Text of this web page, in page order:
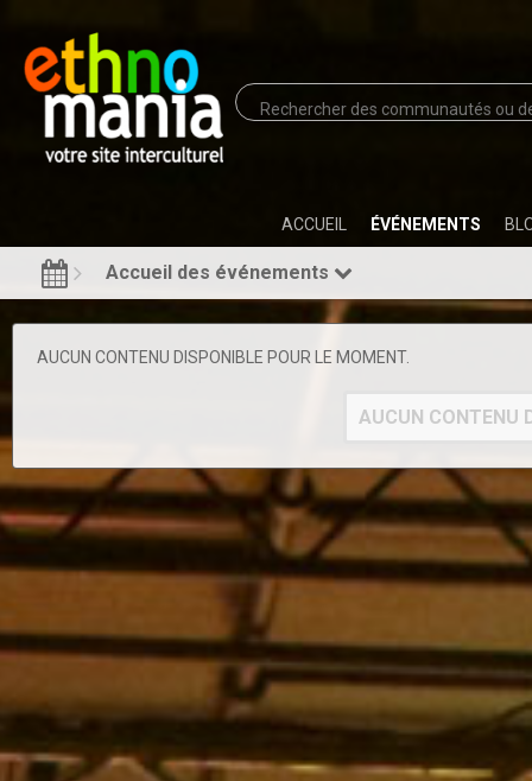
ACCUEIL ÉVÉNEMENTS
Accueil des événements
AUCUN CONTENU DISPONIBLE POUR LE MOMENT.
AUCUN CONTENU